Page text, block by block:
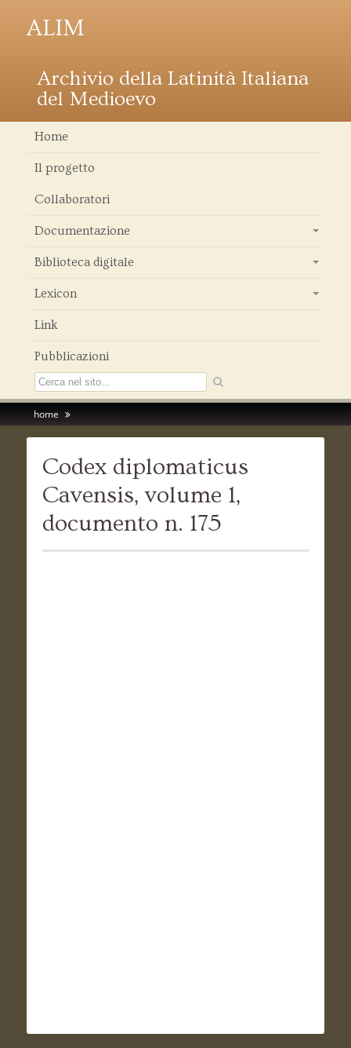
ALIM
Archivio della Latinità Italiana
del Medioevo
Home
Il progetto
Collaboratori
Documentazione
Biblioteca digitale
Lexicon
Link
Pubblicazioni
home
Codex diplomaticus
Cavensis, volume 1,
documento n. 175